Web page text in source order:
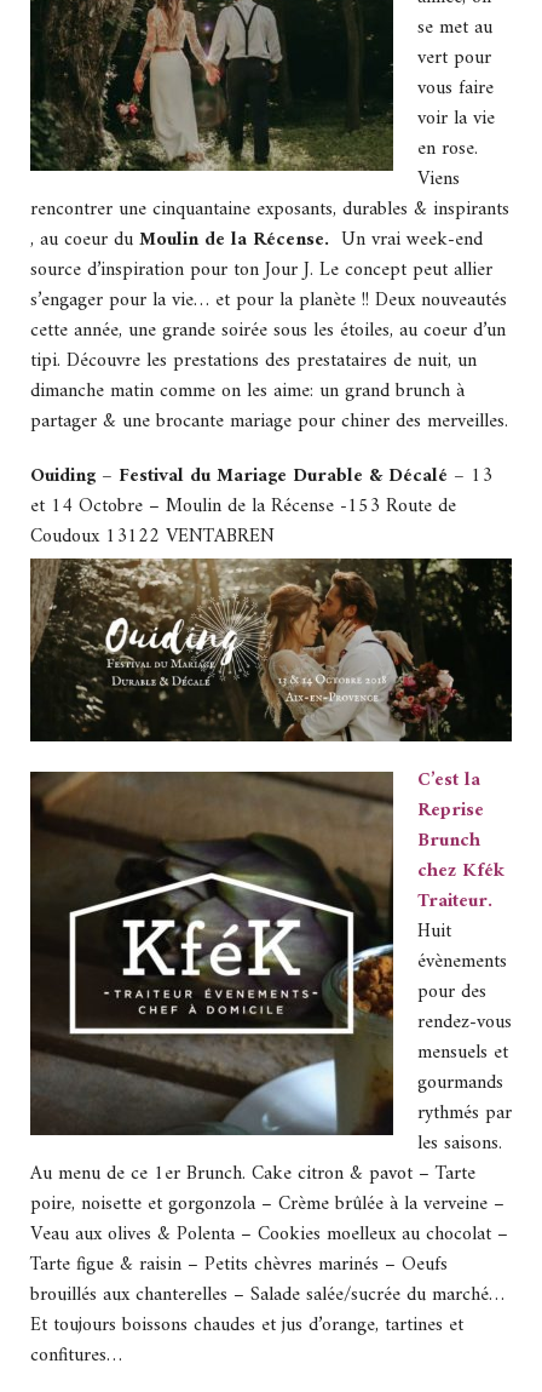
se met au
vert pour
vous faire
voir la vie
en rose.
Viens
rencontrer une cinquantaine exposants, durables & inspirants
, au coeur duMoulin de la Récense. Un vrai week-end
source d’inspiration pour ton Jour J. Le concept peut allier
s’engager pour la vie… et pour la planète !! Deux nouveautés
cette année, une grande soirée sous les étoiles, au coeur d’un
tipi. Découvre les prestations des prestataires de nuit, un
dimanche matin comme on les aime: un grand brunch à
partager & une brocante mariage pour chiner des merveilles.
Ouiding – Festival du Mariage Durable & Décalé – 13
et 14 Octobre – Moulin de la Récense -153 Route de
Coudoux 13122 VENTABREN
C’est la
Reprise
Brunch
chez Kfék
Traiteur.
Huit
évènements
pour des
rendez-vous
mensuels et
gourmands
rythmés par
les saisons.
Au menu de ce 1er Brunch. Cake citron & pavot – Tarte
poire, noisette et gorgonzola – Crème brûlée à la verveine –
Veau aux olives & Polenta – Cookies moelleux au chocolat –
Tarte figue & raisin – Petits chèvres marinés – Oeufs
brouillés aux chanterelles – Salade salée/sucrée du marché…
Et toujours boissons chaudes et jus d’orange, tartines et
confitures…